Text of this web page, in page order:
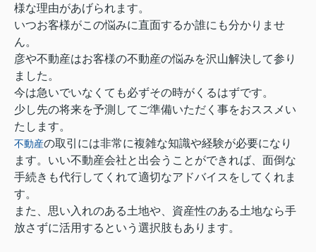
様な理由があげられます。
いつお客様がこの悩みに直面するか誰にも分かりませ
ん。
彦や不動産はお客様の不動産の悩みを沢山解決して参り
ました。
今は急いでいなくても必ずその時がくるはずです。
少し先の将来を予測してご準備いただく事をおススメい
たします。
不動産の取引には非常に複雑な知識や経験が必要になり
ます。いい不動産会社と出会うことができれば、面倒な
手続きも代行してくれて適切なアドバイスをしてくれま
す。
また、思い入れのある土地や、資産性のある土地なら手
放さずに活用するという選択肢もあります。